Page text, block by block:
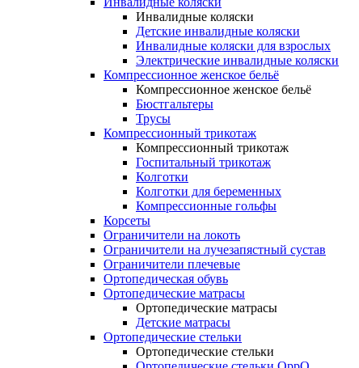
Инвалидные коляски
Детские инвалидные коляски
Инвалидные коляски для взрослых
Электрические инвалидные коляски
Компрессионное женское бельё
Компрессионное женское бельё
Бюстгальтеры
Трусы
Компрессионный трикотаж
Компрессионный трикотаж
Госпитальный трикотаж
Колготки
Колготки для беременных
Компрессионные гольфы
Корсеты
Ограничители на локоть
Ограничители на лучезапястный сустав
Ограничители плечевые
Ортопедическая обувь
Ортопедические матрасы
Ортопедические матрасы
Детские матрасы
Ортопедические стельки
Ортопедические стельки